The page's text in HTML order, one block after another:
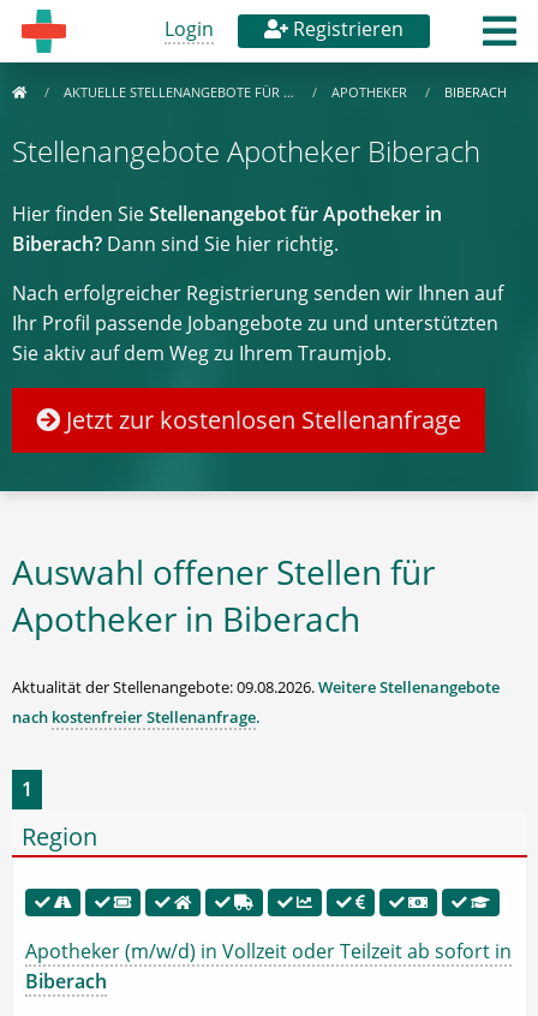
Login Registrieren
AKTUELLE STELLENANGEBOTE FÜR … APOTHEKER BIBERACH
Stellenangebote Apotheker Biberach
Hier finden SieStellenangebot für Apotheker in
Biberach? Dann sind Sie hier richtig.
Nach erfolgreicher Registrierung senden wir Ihnen auf
Ihr Profil passende Jobangebote zu und unterstützten
Sie aktiv auf dem Weg zu Ihrem Traumjob.
Jetzt zur kostenlosen Stellenanfrage
Auswahl offener Stellen für
Apotheker in Biberach
Aktualität der Stellenangebote: 09.08.2026.Weitere Stellenangebote
nach kostenfreier Stellenanfrage.
1
Region
Apotheker (m/w/d) in Vollzeit oder Teilzeit ab sofort in
Biberach